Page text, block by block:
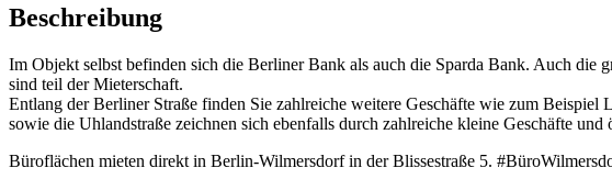
Beschreibung
Im Objekt selbst befinden sich die Berliner Bank als auch die Sparda Bank. Auch
sind teil der Mieterschaft.
Entlang der Berliner Straße finden Sie zahlreiche weitere Geschäfte wie zum Beispiel
sowie die Uhlandstraße zeichnen sich ebenfalls durch zahlreiche kleine Geschäfte und
Büroflächen mieten direkt in Berlin-Wilmersdorf in der Blissestraße 5.